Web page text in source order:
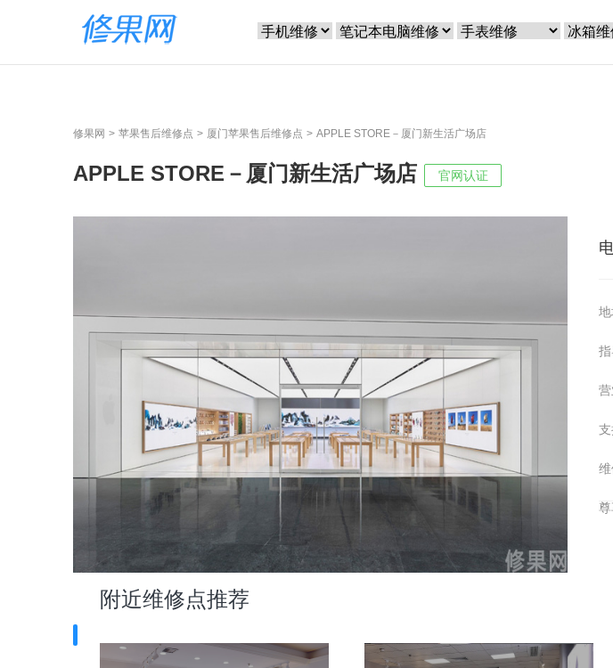
修果网 苹果售后维修点 厦门苹果售后维修点 APPLE STORE－厦门新生活广场店
APPLE STORE－厦门新生活广场店 官网认证
地
指
营
支
维
尊
附近维修点推荐